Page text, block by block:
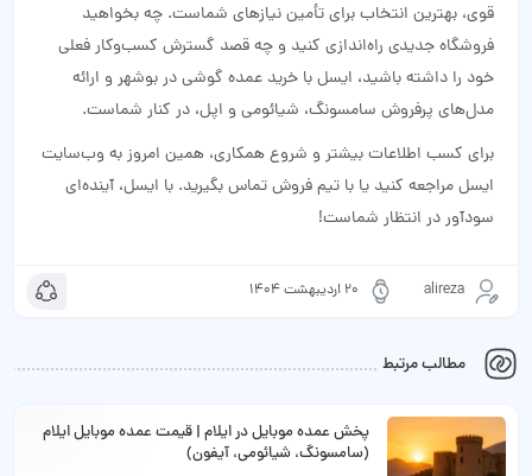
قوی، بهترین انتخاب برای تأمین نیازهای شماست. چه بخواهید
فروشگاه جدیدی راه‌اندازی کنید و چه قصد گسترش کسب‌وکار فعلی
خود را داشته باشید، ایسل با خرید عمده گوشی در بوشهر و ارائه
مدل‌های پرفروش سامسونگ، شیائومی و اپل، در کنار شماست.
برای کسب اطلاعات بیشتر و شروع همکاری، همین امروز به وب‌سایت
ایسل مراجعه کنید یا با تیم فروش تماس بگیرید. با ایسل، آینده‌ای
سودآور در انتظار شماست!
alireza 20 اردیبهشت 1404
مطالب مرتبط
پخش عمده موبایل در ایلام | قیمت عمده موبایل ایلام
(سامسونگ، شیائومی، آیفون)